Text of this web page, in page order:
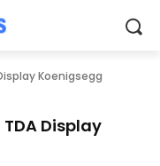
Koenigsegg
Display